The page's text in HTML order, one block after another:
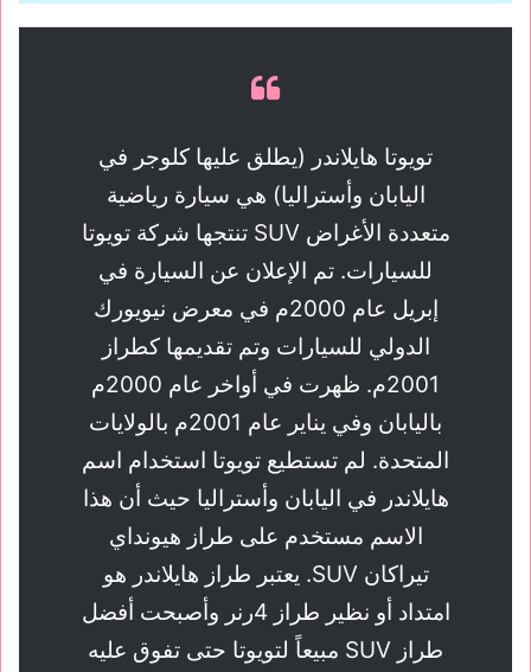
تويوتا هايلاندر (يطلق عليها كلوجر في
اليابان وأستراليا) هي سيارة رياضية
متعددة الأغراض SUV تنتجها شركة تويوتا
للسيارات. تم الإعلان عن السيارة في
إبريل عام 2000م في معرض نيويورك
الدولي للسيارات وتم تقديمها كطراز
2001م. ظهرت في أواخر عام 2000م
باليابان وفي يناير عام 2001م بالولايات
المتحدة. لم تستطيع تويوتا استخدام اسم
هايلاندر في اليابان وأستراليا حيث أن هذا
الاسم مستخدم على طراز هيونداي
تيراكان SUV. يعتبر طراز هايلاندر هو
امتداد أو نظير طراز 4رنر وأصبحت أفضل
طراز SUV مبيعاً لتويوتا حتى تفوق عليه